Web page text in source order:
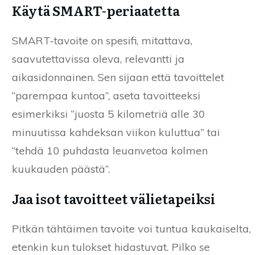
Käytä SMART-periaatetta
SMART-tavoite on spesifi, mitattava,
saavutettavissa oleva, relevantti ja
aikasidonnainen. Sen sijaan että tavoittelet
“parempaa kuntoa”, aseta tavoitteeksi
esimerkiksi “juosta 5 kilometriä alle 30
minuutissa kahdeksan viikon kuluttua” tai
“tehdä 10 puhdasta leuanvetoa kolmen
kuukauden päästä”.
Jaa isot tavoitteet välietapeiksi
Pitkän tähtäimen tavoite voi tuntua kaukaiselta,
etenkin kun tulokset hidastuvat. Pilko se